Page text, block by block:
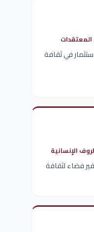
في ثقافة
الإنسانية
فضاء لثقافة